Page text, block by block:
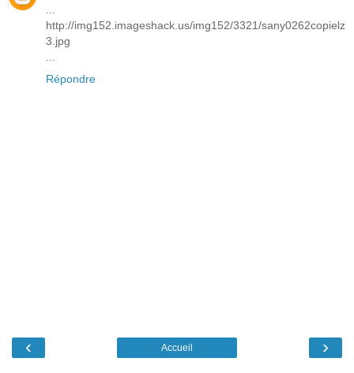
...
http://img152.imageshack.us/img152/3321/sany0262copielz
3.jpg
...
Répondre
‹ ›
Accueil